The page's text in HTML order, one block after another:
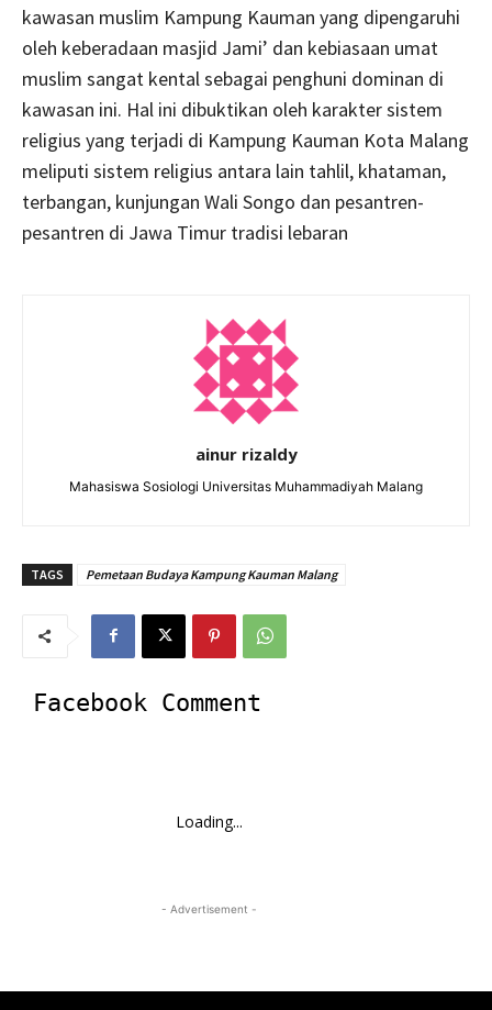
kawasan muslim Kampung Kauman yang dipengaruhi
oleh keberadaan masjid Jami’ dan kebiasaan umat
muslim sangat kental sebagai penghuni dominan di
kawasan ini. Hal ini dibuktikan oleh karakter sistem
religius yang terjadi di Kampung Kauman Kota Malang
meliputi sistem religius antara lain tahlil, khataman,
terbangan, kunjungan Wali Songo dan pesantren-
pesantren di Jawa Timur tradisi lebaran
ainur rizaldy
Mahasiswa Sosiologi Universitas Muhammadiyah Malang
TAGS Pemetaan Budaya Kampung Kauman Malang
Facebook Comment
Loading...
- Advertisement -